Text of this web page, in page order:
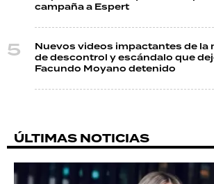
campaña a Espert
Nuevos videos impactantes de la
de descontrol y escándalo que
Facundo Moyano detenido
ÚLTIMAS NOTICIAS